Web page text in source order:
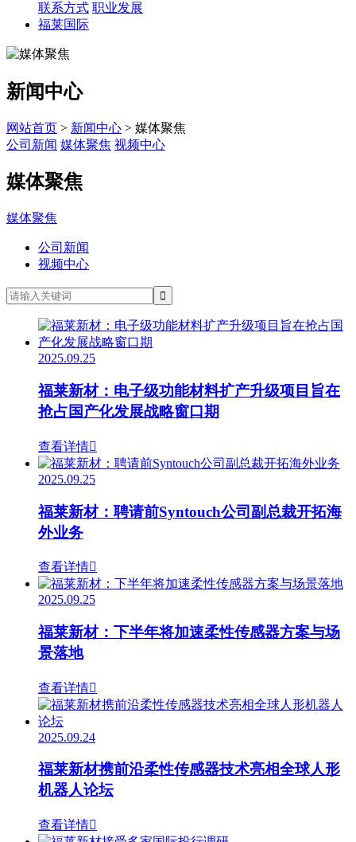
联系方式 职业发展
福莱国际
新闻中心
网站首页 > 新闻中心 > 媒体聚焦
公司新闻 媒体聚焦 视频中心
媒体聚焦
媒体聚焦
公司新闻
视频中心
2025.09.25
福莱新材：电子级功能材料扩产升级项目旨在
抢占国产化发展战略窗口期
查看详情
2025.09.25
福莱新材：聘请前Syntouch公司副总裁开拓海
外业务
查看详情
2025.09.25
福莱新材：下半年将加速柔性传感器方案与场
景落地
查看详情
2025.09.24
福莱新材携前沿柔性传感器技术亮相全球人形
机器人论坛
查看详情